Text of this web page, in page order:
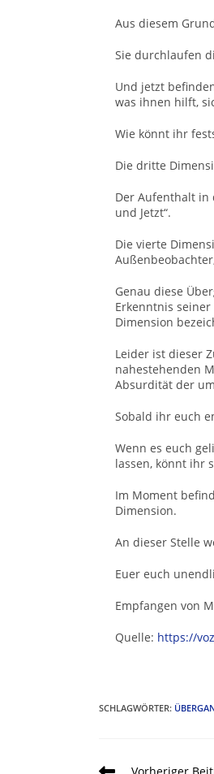
Aus diesem
Sie durchlaufen
Und jetzt
was ihnen hilft,
Wie könnt ihr
Die dritte
Der Aufenthalt in
und Jetzt“.
Die vierte
Genau diese
Erkenntnis
Dimension
Leider ist dieser
nahestehenden
Absurdität der
Sobald ihr euch
Wenn es euch
lassen, könnt ihr
Im Moment
Dimension.
An dieser Stelle
Euer euch
Empfangen von
Quelle: https://
SCHLAGWÖRTER: